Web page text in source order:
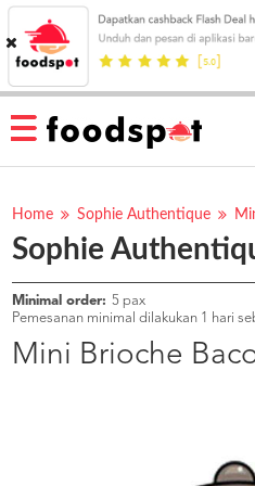
HOME
MENU
RESTAURANT
PESAN
OUR
COMPANY
KATA
MEREKA
KATALOG
Home Sophie Authentique
Sophie
Minimal order: 5 pax
Pemesanan minimal dilakukan 1 hari
Mini Brioche